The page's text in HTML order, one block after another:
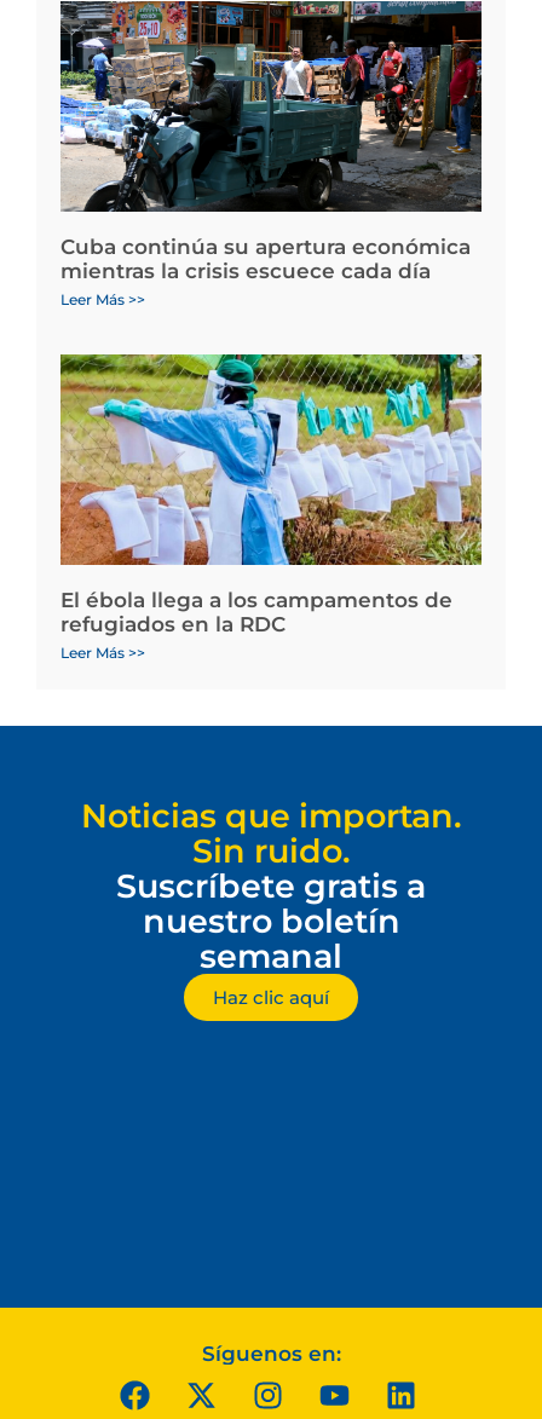
Cuba continúa su apertura económica
mientras la crisis escuece cada día
Leer Más >>
El ébola llega a los campamentos de
refugiados en la RDC
Leer Más >>
Noticias que importan.
Sin ruido.
Suscríbete gratis a
nuestro boletín
semanal
Haz clic aquí
Síguenos en: